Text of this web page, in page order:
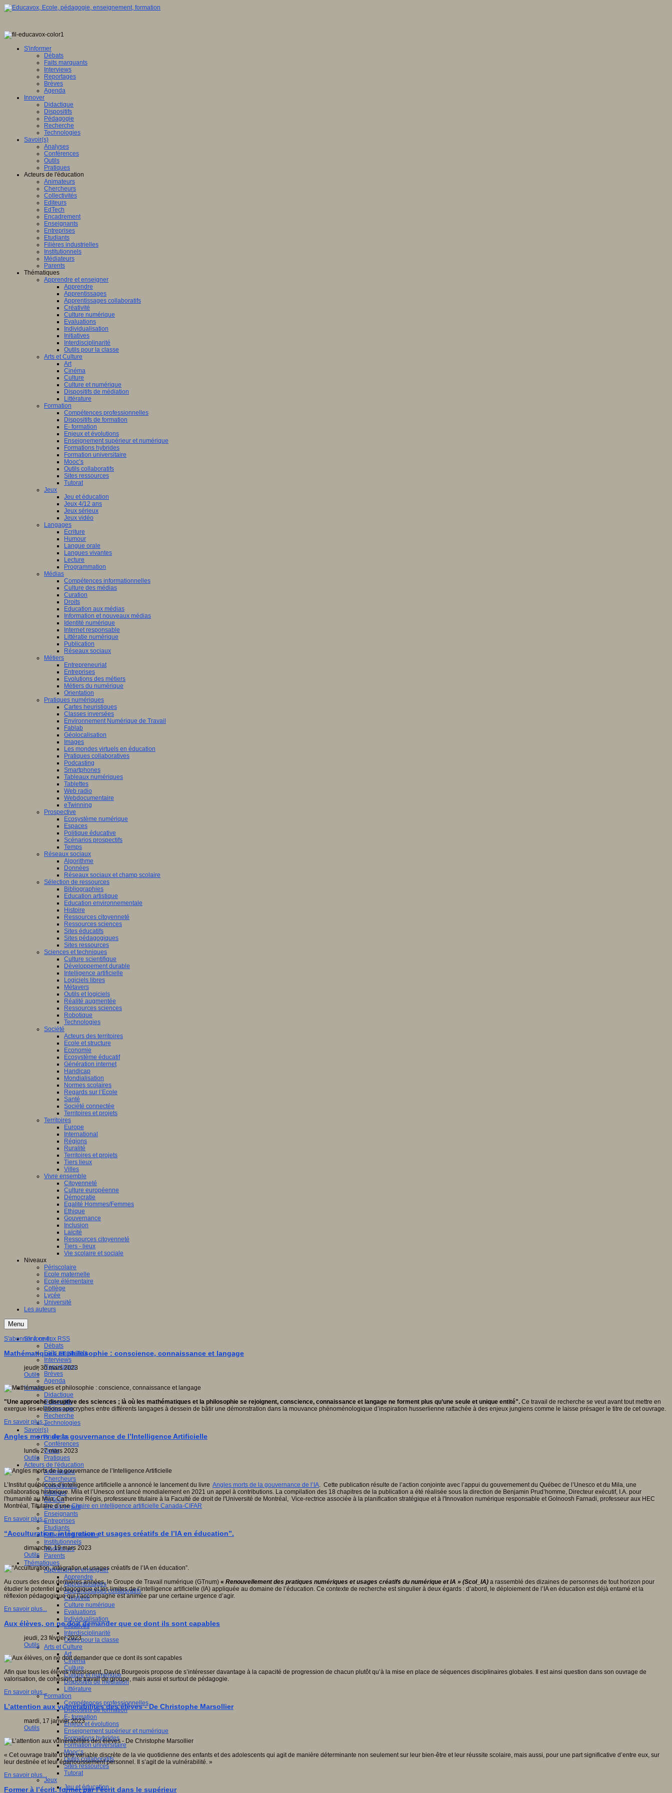
S'informer
Débats
Faits marquants
Interviews
Reportages
Brèves
Agenda
Innover
Didactique
Dispositifs
Pédagogie
Recherche
Technologies
Savoir(s)
Analyses
Conférences
Outils
Pratiques
Acteurs de l'éducation
Animateurs
Chercheurs
Collectivités
Editeurs
EdTech
Encadrement
Enseignants
Entreprises
Etudiants
Filières industrielles
Institutionnels
Médiateurs
Parents
Thématiques
Apprendre et enseigner
Apprendre
Apprentissages
Apprentissages collaboratifs
Créativité
Culture numérique
Evaluations
Individualisation
Initiatives
Interdisciplinarité
Outils pour la classe
Arts et Culture
Art
Cinéma
Culture
Culture et numérique
Dispositifs de médiation
Littérature
Formation
Compétences professionnelles
Dispositifs de formation
E- formation
Enjeux et évolutions
Enseignement supérieur et numérique
Formations hybrides
Formation universitaire
Mooc’s
Outils collaboratifs
Sites ressources
Tutorat
Jeux
Jeu et éducation
Jeux 4/12 ans
Jeux sérieux
Jeux vidéo
Langages
Ecriture
Humour
Langue orale
Langues vivantes
Lecture
Programmation
Médias
Compétences informationnelles
Culture des médias
Curation
Droits
Education aux médias
Information et nouveaux médias
Identité numérique
Internet responsable
Littératie numérique
Publication
Réseaux sociaux
Métiers
Entrepreneuriat
Entreprises
Evolutions des métiers
Métiers du numérique
Orientation
Pratiques numériques
Cartes heuristiques
Classes inversées
Environnement Numérique de Travail
Fablab
Géolocalisation
Images
Les mondes virtuels en éducation
Pratiques collaboratives
Podcasting
Smartphones
Tableaux numériques
Tablettes
Web radio
Webdocumentaire
eTwinning
Prospective
Ecosystème numérique
Espaces
Politique éducative
Scénarios prospectifs
Temps
Réseaux sociaux
Algorithme
Données
Réseaux sociaux et champ scolaire
Sélection de ressources
Bibliographies
Education artistique
Education environnementale
Histoire
Ressources citoyenneté
Ressources sciences
Sites éducatifs
Sites pédagogiques
Sites ressources
Sciences et techniques
Culture scientifique
Développement durable
Intelligence artificielle
Logiciels libres
Métavers
Outils et logiciels
Réalité augmentée
Ressources sciences
Robotique
Technologies
Société
Acteurs des territoires
Ecole et structure
Economie
Ecosystème éducatif
Génération internet
Handicap
Mondialisation
Normes scolaires
Regards sur l’Ecole
Santé
Société connectée
Territoires et projets
Territoires
Europe
International
Régions
Ruralité
Territoires et projets
Tiers lieux
Villes
Vivre ensemble
Citoyenneté
Culture européenne
Démocratie
Egalité Hommes/Femmes
Ethique
Gouvernance
Inclusion
Laïcité
Ressources citoyenneté
Tiers - lieux
Vie scolaire et sociale
Niveaux
Périscolaire
Ecole maternelle
Ecole élémentaire
Collège
Lycée
Université
Les auteurs
Menu
S'informer
Débats
Faits marquants
Interviews
Reportages
Brèves
Agenda
Innover
Didactique
Dispositifs
Pédagogie
Recherche
Technologies
Savoir(s)
Analyses
Conférences
Outils
Pratiques
Acteurs de l'éducation
Animateurs
Chercheurs
Collectivités
Editeurs
EdTech
Encadrement
Enseignants
Entreprises
Etudiants
Filières industrielles
Institutionnels
Médiateurs
Parents
Thématiques
Apprendre et enseigner
Apprendre
Apprentissages
Apprentissages collaboratifs
Créativité
Culture numérique
Evaluations
Individualisation
Initiatives
Interdisciplinarité
Outils pour la classe
Arts et Culture
Art
Cinéma
Culture
Culture et numérique
Dispositifs de médiation
Littérature
Formation
Compétences professionnelles
Dispositifs de formation
E- formation
Enjeux et évolutions
Enseignement supérieur et numérique
Formations hybrides
Formation universitaire
Mooc’s
Outils collaboratifs
Sites ressources
Tutorat
Jeux
Jeu et éducation
S'abonner à ce flux RSS
Mathématiques et philosophie : conscience, connaissance et langage
jeudi, 30 mars 2023
Outils
"Une approche disruptive des sciences ; là où les mathématiques et la philosophie se rejoignent, conscience, connaissance et langage ne forment plus qu’une seule et unique entité". Ce travail de recherche se veut avant tout mettre en
exergue les relations apocryphes entre différents langages à dessein de bâtir une démonstration dans la mouvance phénoménologique d’inspiration husserlienne rattachée à des enjeux jungiens comme le laisse présager le titre de cet ouvrage.
En savoir plus...
Angles morts de la gouvernance de l’Intelligence Artificielle
lundi, 27 mars 2023
Outils
L’Institut québécois d’intelligence artificielle a annoncé le lancement du livre Angles morts de la gouvernance de l’IA. Cette publication résulte de l’action conjointe avec l’appui du gouvernement du Québec de l’Unesco et du Mila, une
collaboration historique. Mila et l’Unesco ont lancé mondialement en 2021 un appel à contributions. La compilation des 18 chapitres de la publication a été réalisée sous la direction de Benjamin Prud’homme, Directeur exécutif, I.A. pour
l'humanité au Mila, Catherine Régis, professeure titulaire à la Faculté de droit de l'Université de Montréal, Vice-rectrice associée à la planification stratégique et à l'Innovation numérique responsable et Golnoosh Farnadi, professeur aux HEC
Montréal, Titulaire d’uneChaire en intelligence artificielle Canada-CIFAR
En savoir plus...
“Acculturation, intégration et usages créatifs de l’IA en éducation”.
dimanche, 19 mars 2023
Outils
Au cours des deux dernières années, le Groupe de Travail numérique (GTnum) « Renouvellement des pratiques numériques et usages créatifs du numérique et IA » (Scol_IA) a rassemblé des dizaines de personnes de tout horizon pour
étudier le potentiel pédagogique et les limites de l’intelligence artificielle (IA) appliquée au domaine de l’éducation. Ce contexte de recherche est singulier à deux égards : d’abord, le déploiement de l’IA en éducation est déjà entamé et la
réflexion pédagogique qui l’accompagne est animée par une certaine urgence d’agir.
En savoir plus...
Aux élèves, on ne doit demander que ce dont ils sont capables
jeudi, 23 février 2023
Outils
Afin que tous les élèves réussissent, David Bourgeois propose de s’intéresser davantage à la capacité de progression de chacun plutôt qu’à la mise en place de séquences disciplinaires globales. Il est ainsi question dans son ouvrage de
valorisation, de cohésion, de travail de groupe, mais aussi et surtout de pédagogie.
En savoir plus...
L’attention aux vulnérabilités des élèves - De Christophe Marsollier
mardi, 17 janvier 2023
Outils
« Cet ouvrage traite d’une variable discrète de la vie quotidienne des enfants et des adolescents qui agit de manière déterminante non seulement sur leur bien-être et leur réussite scolaire, mais aussi, pour une part significative d’entre eux, sur
leur destinée et leur épanouissement personnel. Il s’agit de la vulnérabilité. »
En savoir plus...
Former à l’écrit, former par l’écrit dans le supérieur